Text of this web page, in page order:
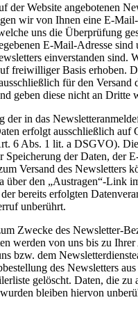
der Website angebotenen
wir von Ihnen eine E-
uns die Überprüfung
E-Mail-Adresse sind
einverstanden sind.
freiwilliger Basis erhoben.
für den Versand
geben diese nicht an Dritte
der in das
erfolgt ausschließlich auf
6 Abs. 1 lit. a DSGVO).
der Daten, der
Versand des Newsletters
über den „Austragen“-Link
bereits erfolgten
unberührt.
Zwecke des Newsletter-
werden von uns bis zu Ihrer
bzw. dem
des Newsletters aus
gelöscht. Daten, die zu
bleiben hiervon